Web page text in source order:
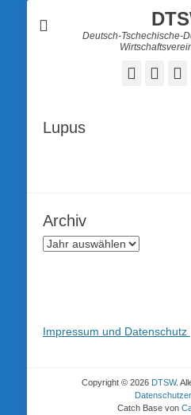
Deutsch-Tschechische-
Facebook
Lupus
Archiv
Impressum und Datenschutz
Copyright © 2026 DTSW.
Catch Base von